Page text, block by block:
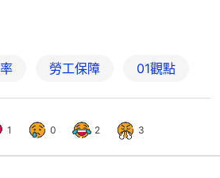
勞工保障 01觀點
1 0 2 3